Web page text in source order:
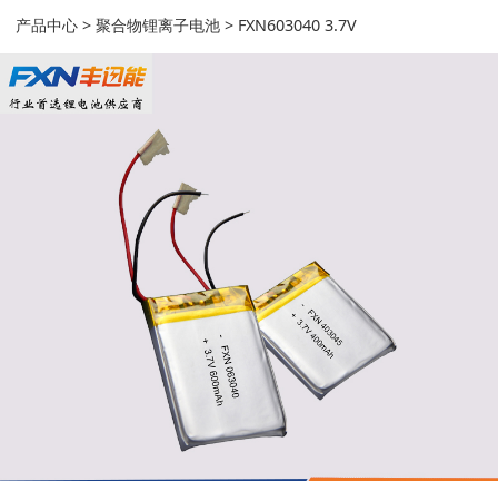
FXN603040 3.7V
产品中心 >聚合物锂离子电池 > FXN603040 3.7V